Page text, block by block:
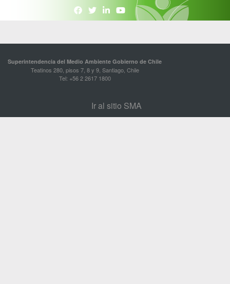
Superintendencia del Medio Ambiente Gobierno de Chile
Teatinos 280, pisos 7, 8 y 9, Santiago, Chile
Tel: +56 2 2617 1800
Ir al sitio SMA